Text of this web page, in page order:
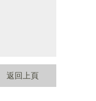
返回上頁